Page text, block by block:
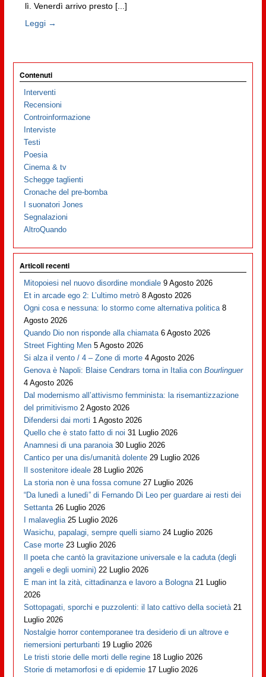
lì. Venerdì arrivo presto [...]
Leggi →
Contenuti
Interventi
Recensioni
Controinformazione
Interviste
Testi
Poesia
Cinema & tv
Schegge taglienti
Cronache del pre-bomba
I suonatori Jones
Segnalazioni
AltroQuando
Articoli recenti
Mitopoiesi nel nuovo disordine mondiale 9 Agosto 2026
Et in arcade ego 2: L’ultimo metrò 8 Agosto 2026
Ogni cosa e nessuna: lo stormo come alternativa politica 8
Agosto 2026
Quando Dio non risponde alla chiamata 6 Agosto 2026
Street Fighting Men 5 Agosto 2026
Si alza il vento / 4 – Zone di morte 4 Agosto 2026
Genova è Napoli: Blaise Cendrars torna in Italia conBourlinguer
4 Agosto 2026
Dal modernismo all’attivismo femminista: la risemantizzazione
del primitivismo 2 Agosto 2026
Difendersi dai morti 1 Agosto 2026
Quello che è stato fatto di noi 31 Luglio 2026
Anamnesi di una paranoia 30 Luglio 2026
Cantico per una dis/umanità dolente 29 Luglio 2026
Il sostenitore ideale 28 Luglio 2026
La storia non è una fossa comune 27 Luglio 2026
“Da lunedì a lunedì” di Fernando Di Leo per guardare ai resti dei
Settanta 26 Luglio 2026
I malaveglia 25 Luglio 2026
Wasichu, papalagi, sempre quelli siamo 24 Luglio 2026
Case morte 23 Luglio 2026
Il poeta che cantò la gravitazione universale e la caduta (degli
angeli e degli uomini) 22 Luglio 2026
E man int la zità, cittadinanza e lavoro a Bologna 21 Luglio
2026
Sottopagati, sporchi e puzzolenti: il lato cattivo della società 21
Luglio 2026
Nostalgie horror contemporanee tra desiderio di un altrove e
riemersioni perturbanti 19 Luglio 2026
Le tristi storie delle morti delle regine 18 Luglio 2026
Storie di metamorfosi e di epidemie 17 Luglio 2026